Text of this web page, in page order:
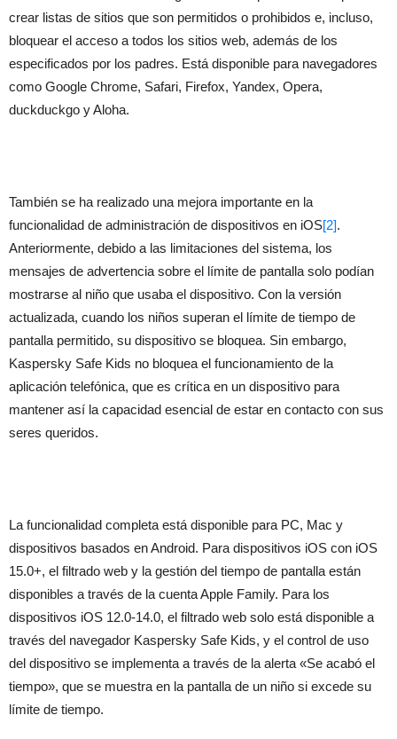
crear listas de sitios que son permitidos o prohibidos e, incluso,
bloquear el acceso a todos los sitios web, además de los
especificados por los padres. Está disponible para navegadores
como Google Chrome, Safari, Firefox, Yandex, Opera,
duckduckgo y Aloha.
También se ha realizado una mejora importante en la
funcionalidad de administración de dispositivos en iOS[2].
Anteriormente, debido a las limitaciones del sistema, los
mensajes de advertencia sobre el límite de pantalla solo podían
mostrarse al niño que usaba el dispositivo. Con la versión
actualizada, cuando los niños superan el límite de tiempo de
pantalla permitido, su dispositivo se bloquea. Sin embargo,
Kaspersky Safe Kids no bloquea el funcionamiento de la
aplicación telefónica, que es crítica en un dispositivo para
mantener así la capacidad esencial de estar en contacto con sus
seres queridos.
La funcionalidad completa está disponible para PC, Mac y
dispositivos basados ​​en Android. Para dispositivos iOS con iOS
15.0+, el filtrado web y la gestión del tiempo de pantalla están
disponibles a través de la cuenta Apple Family. Para los
dispositivos iOS 12.0-14.0, el filtrado web solo está disponible a
través del navegador Kaspersky Safe Kids, y el control de uso
del dispositivo se implementa a través de la alerta «Se acabó el
tiempo», que se muestra en la pantalla de un niño si excede su
límite de tiempo.